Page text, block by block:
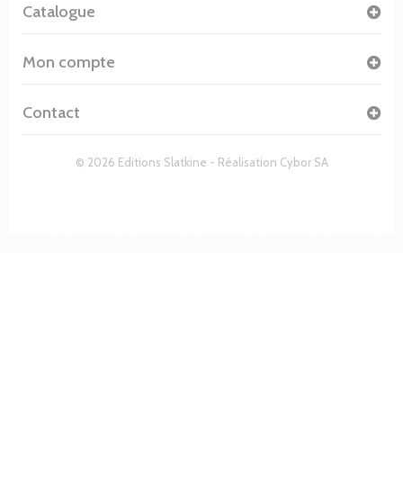
© 2026 Editions Slatkine - Réalisation Cybor SA
Catalogue
Mon compte
Contact